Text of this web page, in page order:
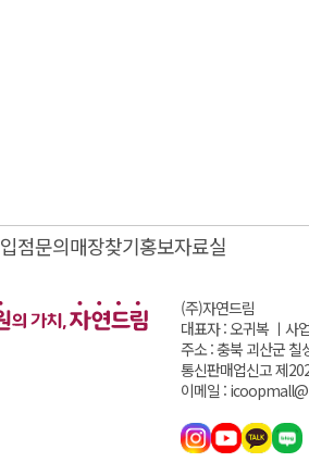
입점문의매장찾기홍보자료실
(주)자연드림
대표자 : 오귀복 ㅣ 사
주소 : 충북 괴산군 칠
통신판매업신고 제
이메일 :